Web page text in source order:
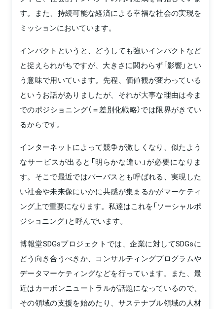
す。また、持続可能な経済による幸福な社会の実現を
ミッションにおいています。
インパクトというと、どうしても強いインパクトなど
と捉えられがちですが、大きさに関わらず「影響」とい
う意味で用いています。先程、価値観が変わっている
というお話がありましたが、それが大事な理由は今ま
でのポジショニング（＝差別化戦略）では限界がきてい
るからです。
インターネットによって競争が激しくなり、似たよう
なサービスが出ると「明らかな違い」が必要になりま
す。そこで最近ではパーパスとも呼ばれる、実現した
い社会や未来像にいかに共感が集まるかがマーケティ
ング上で重要になります。私達はこれを「ソーシャルポ
ジショニング」と呼んでいます。
博報堂SDGsプロジェクトでは、企業に対してSDGsに
どう向き合うべきか、コンサルティングプログラムや
データマーケティングなどを行っています。また、最
近はカーボンニュートラルが話題になっているので、
その領域の支援を始めたり、サステナブル領域の人材